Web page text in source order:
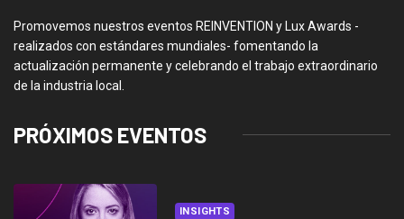
Promovemos nuestros eventos REINVENTION y Lux Awards -
realizados con estándares mundiales- fomentando la
actualización permanente y celebrando el trabajo extraordinario
de la industria local.
PRÓXIMOS EVENTOS
INSIGHTS